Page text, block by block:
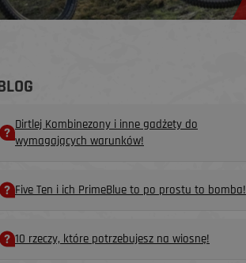
Dirtlej Kombinezony i inne gadżety do
wymagających warunków!
Five Ten i ich PrimeBlue to po prostu to bomba!
10 rzeczy, które potrzebujesz na wiosnę!